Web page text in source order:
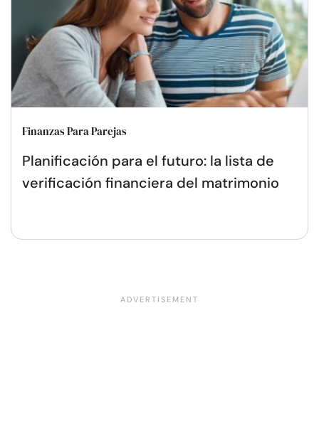
Finanzas Para Parejas
Planificación para el futuro: la lista de
verificación financiera del matrimonio